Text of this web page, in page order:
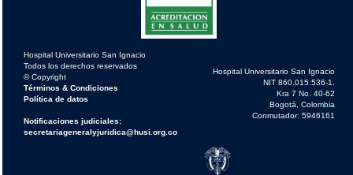
Hospital Universitario San Ignacio
Todos los derechos reservados
© Copyright
Términos & Condiciones
Política de datos
Notificaciones judiciales:
secretariageneralyjuridica@husi.org.co
Hospital Universitario San Ignacio
NIT 860.015.536-1.
Kra 7 No. 40-62
Bogotá, Colombia
Conmutador: 5946161